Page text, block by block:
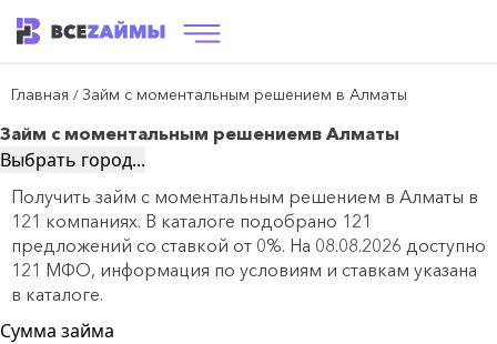
Главная / Займ с моментальным решением в Алматы
Займ с моментальным решениемв Алматы
Выбрать город...
Получить займ с моментальным решением в Алматы в
121 компаниях. В каталоге подобрано 121
предложений со ставкой от 0%. На 08.08.2026 доступно
121 МФО, информация по условиям и ставкам указана
в каталоге.
Сумма займа